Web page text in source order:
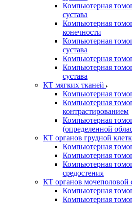
Компьютерная
сустава
Компьютерная
конечности
Компьютерная
сустава
Компьютерная
Компьютерная
сустава
КТ мягких тканей
Компьютерная
Компьютерная
контрастированием
Компьютерная
(определенной
КТ органов грудной
Компьютерная
Компьютерная
Компьютерная
средостения
КТ органов мочеполовой
Компьютерная
Компьютерная